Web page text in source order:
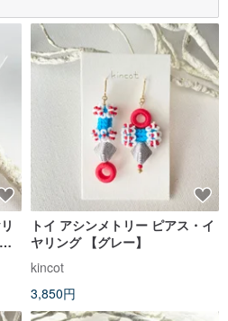
トイ アシンメトリー ピアス・イ
ヤリング 【グレー】
kincot
3,850円